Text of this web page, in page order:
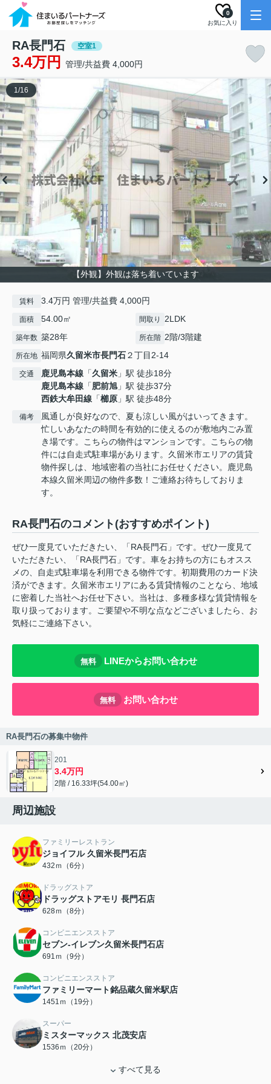
お気に入り
0
RA長門石 空室1
3.4万円 管理/共益費 4,000円
【外観】外観は落ち着いています
1/16
賃料 3.4万円 管理/共益費 4,000円
面積 54.00㎡ 間取り 2LDK
築年数 築28年 所在階 2階/3階建
所在地 福岡県久留米市長門石２丁目2-14
交通 鹿児島本線 「久留米 」駅 徒歩18分
鹿児島本線 「肥前旭 」駅 徒歩37分
西鉄大牟田線 「櫛原 」駅 徒歩48分
備考
風通しが良好なので、夏も涼しい風がはいってきます。
忙しいあなたの時間を有効的に使えるのが敷地内ごみ置
き場です。こちらの物件はマンションです。こちらの物
件には自走式駐車場があります。久留米市エリアの賃貸
物件探しは、地域密着の当社にお任せください。鹿児島
本線久留米周辺の物件多数！ご連絡お待ちしておりま
す。
RA長門石のコメント(おすすめポイント)
ぜひ一度見ていただきたい、「RA長門石」です。ぜひ一度見て
いただきたい、「RA長門石」です。車をお持ちの方にもオスス
メの、自走式駐車場を利用できる物件です。初期費用のカード決
済ができます。久留米市エリアにある賃貸情報のことなら、地域
に密着した当社へお任せ下さい。当社は、多種多様な賃貸情報を
取り扱っております。ご要望や不明な点などございましたら、お
気軽にご連絡下さい。
無料 LINEからお問い合わせ
無料 お問い合わせ
RA長門石の募集中物件
201
3.4万円
2階 / 16.33坪(54.00㎡)
周辺施設
ファミリーレストラン
ジョイフル 久留米長門石店
432ｍ（6分）
ドラッグストア
ドラッグストアモリ 長門石店
628ｍ（8分）
コンビニエンスストア
セブン-イレブン久留米長門石店
691ｍ（9分）
コンビニエンスストア
ファミリーマート銘品蔵久留米駅店
1451ｍ（19分）
スーパー
ミスターマックス 北茂安店
1536ｍ（20分）
すべて見る